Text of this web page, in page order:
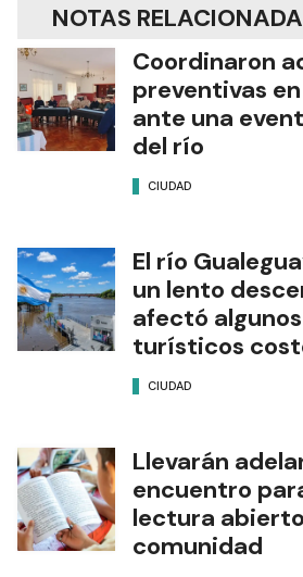
NOTAS
Coordinaron
preventivas
ante una
del río
CIUDAD
El río
un lento
afectó
turísticos
CIUDAD
Llevarán
encuentro
lectura
comunidad